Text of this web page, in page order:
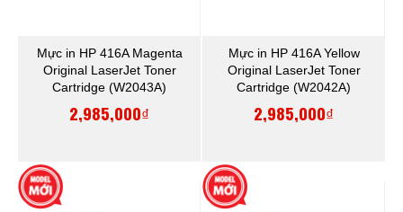
Mực in HP 416A Magenta
Original LaserJet Toner
Cartridge (W2043A)
2,985,000₫
Mực in HP 416A Yellow
Original LaserJet Toner
Cartridge (W2042A)
2,985,000₫